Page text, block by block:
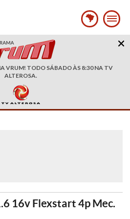
VRUM! TODO SÁBADO ÀS 8:30 NA TV
ALTEROSA.
16v Flexstart 4p Mec.